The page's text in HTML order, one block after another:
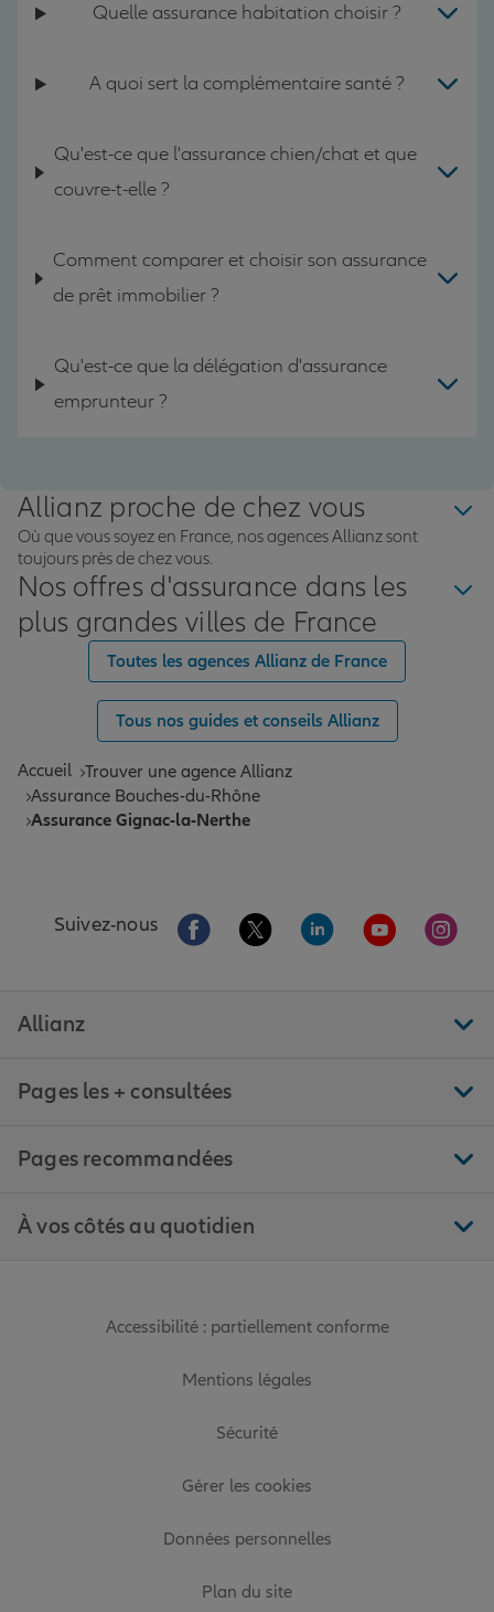
Quelle assurance habitation choisir ?
A quoi sert la complémentaire santé ?
Qu'est-ce que l'assurance chien/chat et que
couvre-t-elle ?
Comment comparer et choisir son assurance
de prêt immobilier ?
Qu'est-ce que la délégation d'assurance
emprunteur ?
Allianz proche de chez vous
Où que vous soyez en France, nos agences Allianz sont
toujours près de chez vous.
Nos offres d'assurance dans les
plus grandes villes de France
Toutes les agences Allianz de France
Tous nos guides et conseils Allianz
Accueil Trouver une agence Allianz
Assurance Bouches-du-Rhône
Assurance Gignac-la-Nerthe
Suivez-nous Aller sur la page Facebook de Allianz
Aller sur la page Twitter de
Aller sur la page
Aller sur la
Aller
Allianz
Pages les + consultées
Pages recommandées
À vos côtés au quotidien
Accessibilité : partiellement conforme
Mentions légales
Sécurité
Gérer les cookies
Données personnelles
Plan du site